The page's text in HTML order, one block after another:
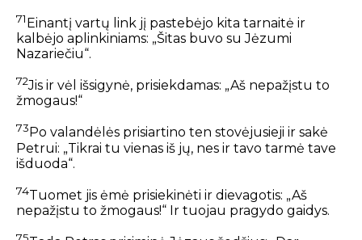
71Einantį vartų link jį pastebėjo kita tarnaitė ir
kalbėjo aplinkiniams: „Šitas buvo su Jėzumi
Nazariečiu“.
72Jis ir vėl išsigynė, prisiekdamas: „Aš nepažįstu to
žmogaus!“
73 Po valandėlės prisiartino ten stovėjusieji ir sakė
Petrui: „Tikrai tu vienas iš jų, nes ir tavo tarmė tave
išduoda“.
74Tuomet jis ėmė prisiekinėti ir dievagotis: „Aš
nepažįstu to žmogaus!“ Ir tuojau pragydo gaidys.